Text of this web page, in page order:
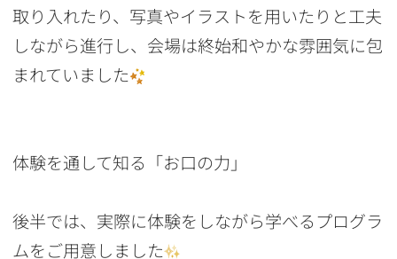
取り入れたり、写真やイラストを用いたりと工夫
しながら進行し、会場は終始和やかな雰囲気に包
まれていました
体験を通して知る「お口の力」
後半では、実際に体験をしながら学べるプログラ
ムをご用意しました